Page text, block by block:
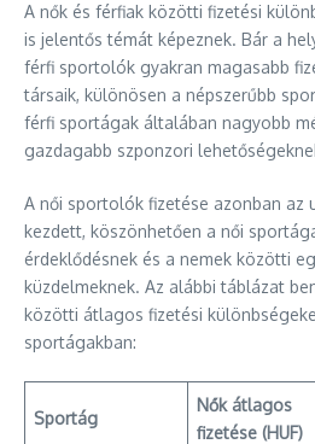
A nők és férfiak közötti fizetési
is jelentős témát képeznek. Bár a
férfi sportolók gyakran magasabb
társaik, különösen a népszerűbb
férfi sportágak általában nagyobb
gazdagabb szponzori
A női sportolók fizetése azonban az
kezdett, köszönhetően a női
érdeklődésnek és a nemek közötti
küzdelmeknek. Az alábbi táblázat
közötti átlagos fizetési
sportágakban:
Sportág
Nők átlagos
fizetése (HUF)